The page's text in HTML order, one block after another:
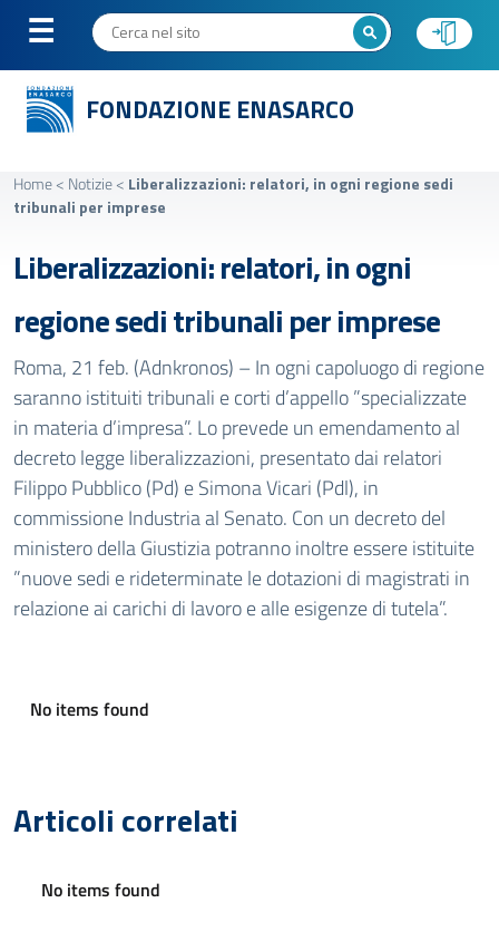
FONDAZIONE ENASARCO
Home< Notizie< Liberalizzazioni: relatori, in ogni regione sedi
tribunali per imprese
Liberalizzazioni: relatori, in ogni
regione sedi tribunali per imprese
Roma, 21 feb. (Adnkronos) – In ogni capoluogo di regione
saranno istituiti tribunali e corti d’appello ”specializzate
in materia d’impresa”. Lo prevede un emendamento al
decreto legge liberalizzazioni, presentato dai relatori
Filippo Pubblico (Pd) e Simona Vicari (Pdl), in
commissione Industria al Senato. Con un decreto del
ministero della Giustizia potranno inoltre essere istituite
”nuove sedi e rideterminate le dotazioni di magistrati in
relazione ai carichi di lavoro e alle esigenze di tutela”.
No items found
Articoli correlati
No items found